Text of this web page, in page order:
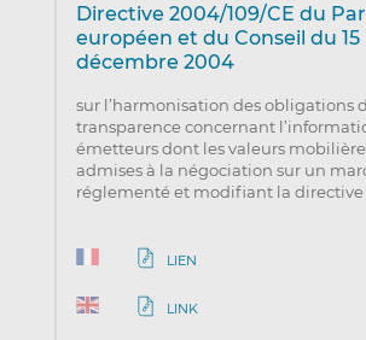
Directive 2004/109/CE du
européen et du Conseil du 15
décembre 2004
sur l’harmonisation des obligations
transparence concernant
émetteurs dont les valeurs
admises à la négociation sur un
réglementé et modifiant la directive
LIEN
LINK